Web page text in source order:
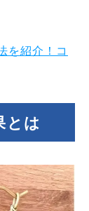
を紹介！コ
とは